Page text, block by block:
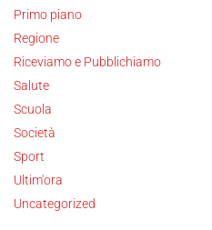
Primo piano
Regione
Riceviamo e Pubblichiamo
Salute
Scuola
Società
Sport
Ultim'ora
Uncategorized